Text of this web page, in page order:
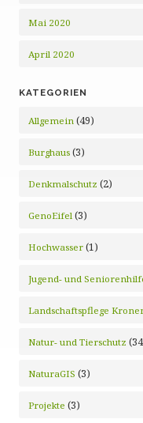
Mai 2020
April 2020
KATEGORIEN
Allgemein (49)
Burghaus (3)
Denkmalschutz (2)
GenoEifel (3)
Hochwasser (1)
Jugend- und
Landschaftspflege
Natur- und Tierschutz
NaturaGIS (3)
Projekte (3)